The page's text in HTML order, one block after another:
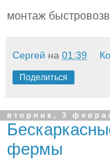
монтаж
Сергей на 01:39
Поделиться
вторник, 3
фермы